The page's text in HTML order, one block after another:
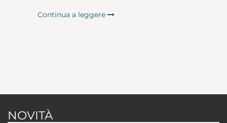
Continua a leggere
NOVITÀ